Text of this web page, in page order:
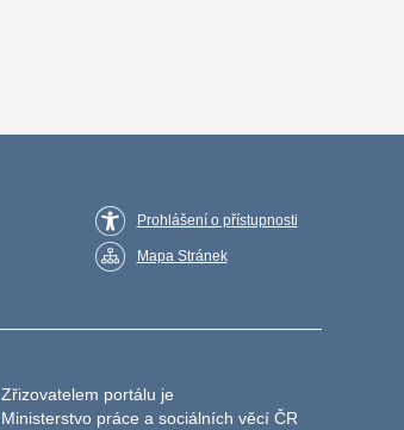
Prohlášení o přístupnosti
Mapa Stránek
Zřizovatelem portálu je
Ministerstvo práce a sociálních věcí ČR